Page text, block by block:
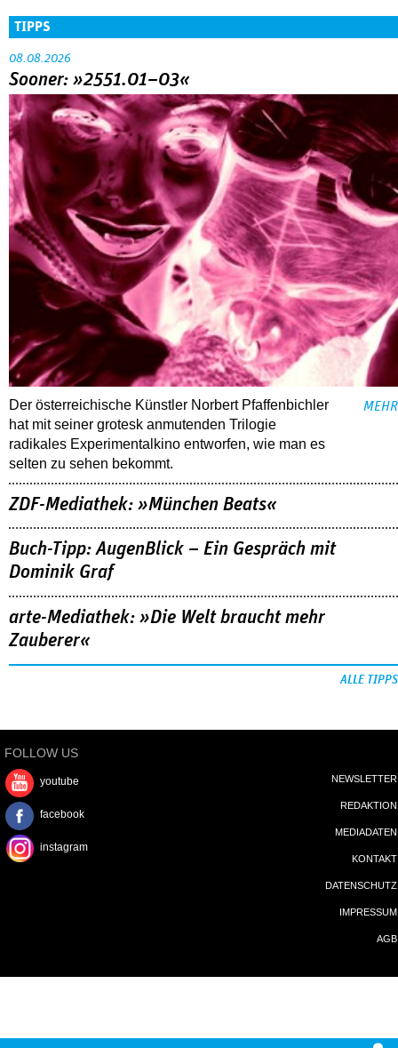
TIPPS
08.08.2026
Sooner: »2551.01–03«
Der österreichische Künstler Norbert Pfaffenbichler
hat mit seiner grotesk anmutenden Trilogie
radikales Experimentalkino entworfen, wie man es
selten zu sehen bekommt.
MEHR
ZDF-Mediathek: »München Beats«
Buch-Tipp: AugenBlick – Ein Gespräch mit
Dominik Graf
arte-Mediathek: »Die Welt braucht mehr
Zauberer«
ALLE TIPPS
FOLLOW US
youtube
facebook
instagram
NEWSLETTER
REDAKTION
MEDIADATEN
KONTAKT
DATENSCHUTZ
IMPRESSUM
AGB